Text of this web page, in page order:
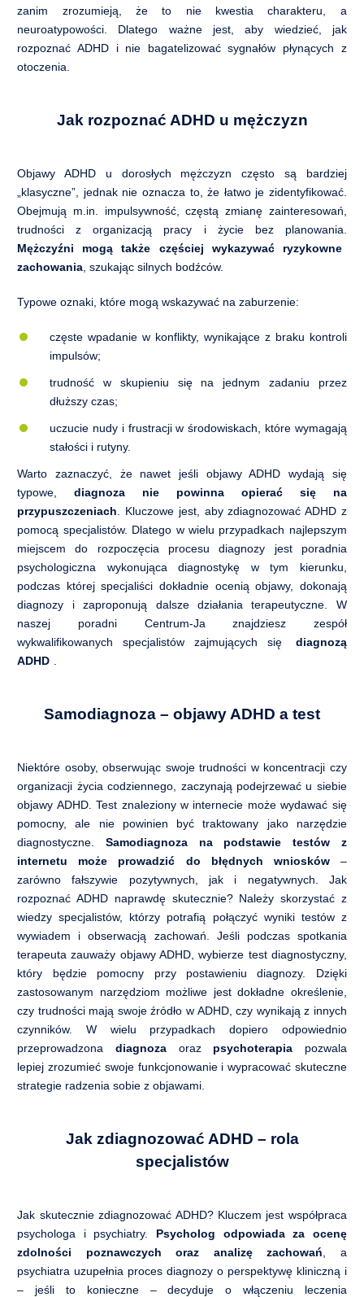
zanim zrozumieją, że to nie kwestia charakteru, a
neuroatypowości. Dlatego ważne jest, aby wiedzieć, jak
rozpoznać ADHD i nie bagatelizować sygnałów płynących z
otoczenia.
Jak rozpoznać ADHD u mężczyzn
Objawy ADHD u dorosłych mężczyzn często są bardziej
„klasyczne”, jednak nie oznacza to, że łatwo je zidentyfikować.
Obejmują m.in. impulsywność, częstą zmianę zainteresowań,
trudności z organizacją pracy i życie bez planowania.
Mężczyźni mogą także częściej wykazywać ryzykowne
zachowania , szukając silnych bodźców.
Typowe oznaki, które mogą wskazywać na zaburzenie:
częste wpadanie w konflikty, wynikające z braku kontroli
impulsów;
trudność w skupieniu się na jednym zadaniu przez
dłuższy czas;
uczucie nudy i frustracji w środowiskach, które wymagają
stałości i rutyny.
Warto zaznaczyć, że nawet jeśli objawy ADHD wydają się
typowe,
diagnoza nie powinna opierać się na
przypuszczeniach . Kluczowe jest, aby zdiagnozować ADHD z
pomocą specjalistów. Dlatego w wielu przypadkach najlepszym
miejscem do rozpoczęcia procesu diagnozy jest poradnia
psychologiczna wykonująca diagnostykę w tym kierunku,
podczas której specjaliści dokładnie ocenią objawy, dokonają
diagnozy i zaproponują dalsze działania terapeutyczne. W
naszej poradni Centrum-Ja znajdziesz zespół
wykwalifikowanych specjalistów zajmujących się
diagnozą
ADHD
Samodiagnoza – objawy ADHD a test
Niektóre osoby, obserwując swoje trudności w koncentracji czy
organizacji życia codziennego, zaczynają podejrzewać u siebie
objawy ADHD. Test znaleziony w internecie może wydawać się
pomocny, ale nie powinien być traktowany jako narzędzie
diagnostyczne. Samodiagnoza na podstawie testów z
internetu może prowadzić do błędnych wniosków –
zarówno fałszywie pozytywnych, jak i negatywnych. Jak
rozpoznać ADHD naprawdę skutecznie? Należy skorzystać z
wiedzy specjalistów, którzy potrafią połączyć wyniki testów z
wywiadem i obserwacją zachowań. Jeśli podczas spotkania
terapeuta zauważy objawy ADHD, wybierze test diagnostyczny,
który będzie pomocny przy postawieniu diagnozy. Dzięki
zastosowanym narzędziom możliwe jest dokładne określenie,
czy trudności mają swoje źródło w ADHD, czy wynikają z innych
czynników. W wielu przypadkach dopiero odpowiednio
przeprowadzona
diagnoza oraz psychoterapia
pozwala
lepiej zrozumieć swoje funkcjonowanie i wypracować skuteczne
strategie radzenia sobie z objawami.
Jak zdiagnozować ADHD – rola
specjalistów
Jak skutecznie zdiagnozować ADHD? Kluczem jest współpraca
psychologa i psychiatry.
Psycholog odpowiada za ocenę
zdolności poznawczych oraz analizę zachowań , a
psychiatra uzupełnia proces diagnozy o perspektywę kliniczną i
– jeśli to konieczne – decyduje o włączeniu leczenia